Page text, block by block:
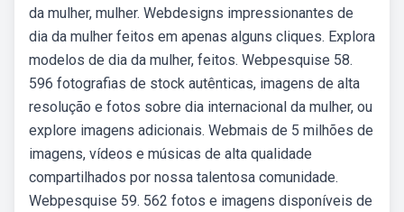
da mulher, mulher. Webdesigns impressionantes de
dia da mulher feitos em apenas alguns cliques. Explora
modelos de dia da mulher, feitos. Webpesquise 58.
596 fotografias de stock autênticas, imagens de alta
resolução e fotos sobre dia internacional da mulher, ou
explore imagens adicionais. Webmais de 5 milhões de
imagens, vídeos e músicas de alta qualidade
compartilhados por nossa talentosa comunidade.
Webpesquise 59. 562 fotos e imagens disponíveis de